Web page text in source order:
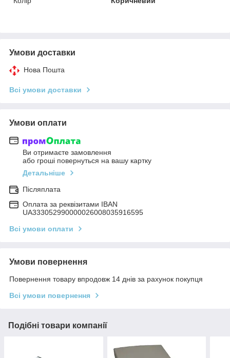
Умови доставки
Нова Пошта
Всі умови доставки
Умови оплати
Ви отримаєте замовлення
або гроші повернуться на вашу картку
Детальніше
Післяплата
Оплата за реквізитами IBAN
UA333052990000026008035916595
Всі умови оплати
Умови повернення
Повернення товару впродовж 14 днів за рахунок покупця
Всі умови повернення
Подібні товари компанії